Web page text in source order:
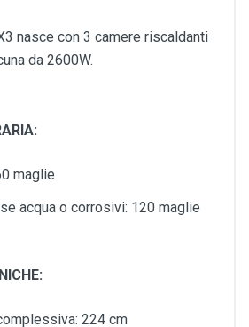
nasce con 3 camere riscaldanti
da 2600W.
maglie
acqua o corrosivi: 120 maglie
224 cm